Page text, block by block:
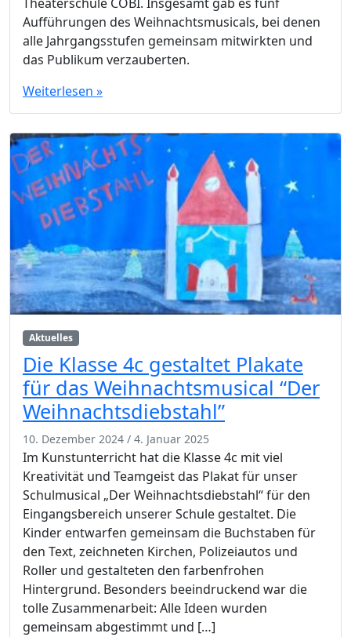
Aufführungen des Weihnachtsmusicals, bei denen
alle Jahrgangsstufen gemeinsam mitwirkten und
das Publikum verzauberten.
Weiterlesen »
Aktuelles
Die Klasse 4c gestaltet Plakate
für das Weihnachtsmusical “Der
Weihnachtsdiebstahl”
10. Dezember 2024 / 4. Januar 2025
Im Kunstunterricht hat die Klasse 4c mit viel
Kreativität und Teamgeist das Plakat für unser
Schulmusical „Der Weihnachtsdiebstahl“ für den
Eingangsbereich unserer Schule gestaltet. Die
Kinder entwarfen gemeinsam die Buchstaben für
den Text, zeichneten Kirchen, Polizeiautos und
Roller und gestalteten den farbenfrohen
Hintergrund. Besonders beeindruckend war die
tolle Zusammenarbeit: Alle Ideen wurden
gemeinsam abgestimmt und […]